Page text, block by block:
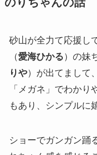
のりちゃんの話
砂山が全力て応援し
（愛海ひかる ）の妹
りや）が出てまして
「メガネ」でわかり
もあり、シンプルに
ショーでガンガン踊